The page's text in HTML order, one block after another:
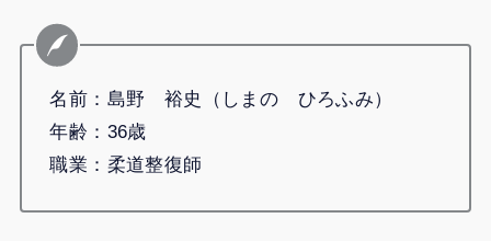
名前：島野 裕史（しまの ひろふみ）
年齢：36歳
職業：柔道整復師